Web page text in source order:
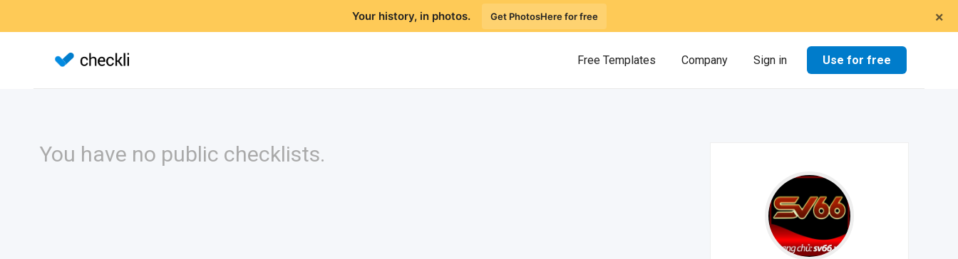
×
Your history, in photos. Get PhotosHere for free
Free Templates Company Sign in Use for free
You have no public checklists.